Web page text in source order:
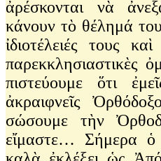
ἀρέσκονται νὰ
κάνουν τὸ θέλημά
ἰδιοτέλειές τους
παρεκκλησιαστικὲς
πιστεύουμε ὅτι
ἀκραιφνεῖς
σώσουμε τὴν
εἴμαστε… Σήμερα ὁ